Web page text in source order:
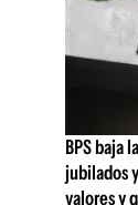
BPS baja
jubilados
valores y